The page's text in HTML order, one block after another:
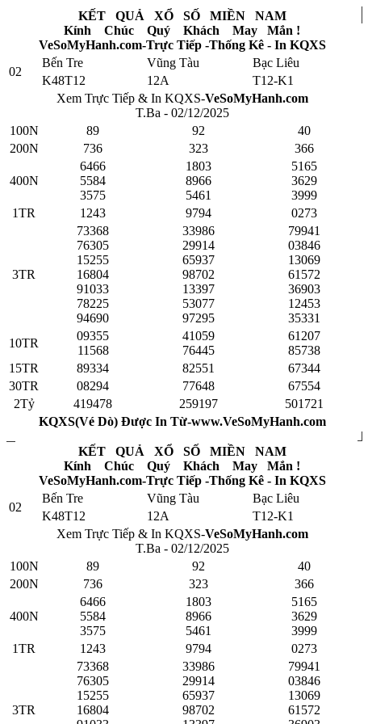
KẾT QUẢ XỔ SỐ MIỀN NAM
Kính Chúc Quý Khách May Mắn !
VeSoMyHanh.com-Trực Tiếp -Thống Kê - In KQXS
02
Bến Tre Vũng Tàu
Bạc Liêu
K48T12
12A
T12-K1
Xem Trực Tiếp & In KQXS-VeSoMyHanh.com
T.Ba - 02/12/2025
100N
89 92
40
200N
736 323 366
400N
6466
5584
3575
1803
8966
5461
5165
3629
3999
1TR
1243 9794 0273
3TR
73368
76305
15255
16804
91033
78225
94690
33986
29914
65937
98702
13397
53077
97295
79941
03846
13069
61572
36903
12453
35331
10TR
09355
11568
41059
76445
61207
85738
15TR
89334 82551
67344
30TR
08294 77648
67554
2Tỷ
419478 259197
501721
KQXS(Vé Dò) Được In Từ-www.VeSoMyHanh.com
KẾT QUẢ XỔ SỐ MIỀN NAM
Kính Chúc Quý Khách May Mắn !
VeSoMyHanh.com-Trực Tiếp -Thống Kê - In KQXS
02
Bến Tre Vũng Tàu
Bạc Liêu
K48T12
12A
T12-K1
Xem Trực Tiếp & In KQXS-VeSoMyHanh.com
T.Ba - 02/12/2025
100N
89 92
40
200N
736 323 366
400N
6466
5584
3575
1803
8966
5461
5165
3629
3999
1TR
1243 9794 0273
3TR
73368
76305
15255
16804
33986
29914
65937
98702
79941
03846
13069
61572